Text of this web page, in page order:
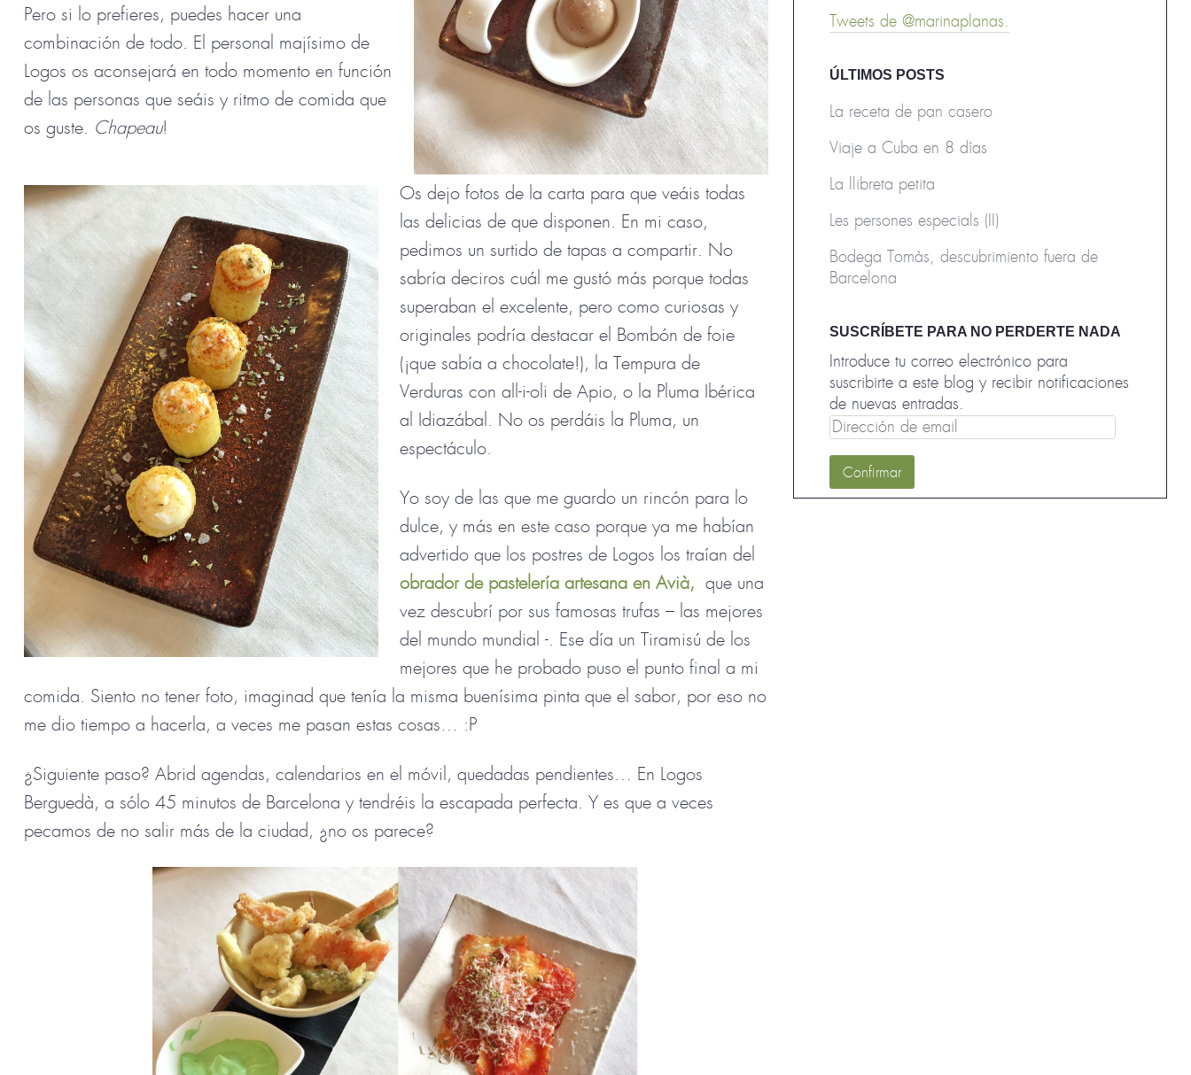
Pero si lo prefieres, puedes hacer una
combinación de todo. El personal majísimo de
Logos os aconsejará en todo momento en función
de las personas que seáis y ritmo de comida que
os guste. Chapeau!
Os dejo fotos de la carta para que veáis todas
las delicias de que disponen. En mi caso,
pedimos un surtido de tapas a compartir. No
sabría deciros cuál me gustó más porque todas
superaban el excelente, pero como curiosas y
originales podría destacar el Bombón de foie
(¡que sabía a chocolate!), la Tempura de
Verduras con all-i-oli de Apio, o la Pluma Ibérica
al Idiazábal. No os perdáis la Pluma, un
espectáculo.
Yo soy de las que me guardo un rincón para lo
dulce, y más en este caso porque ya me habían
advertido que los postres de Logos los traían del
obrador de pastelería artesana en Avià, que una
vez descubrí por sus famosas trufas – las mejores
del mundo mundial -. Ese día un Tiramisú de los
mejores que he probado puso el punto final a mi
comida. Siento no tener foto, imaginad que tenía la misma buenísima pinta que el sabor, por eso no
me dio tiempo a hacerla, a veces me pasan estas cosas… :P
¿Siguiente paso? Abrid agendas, calendarios en el móvil, quedadas pendientes… En Logos
Berguedà, a sólo 45 minutos de Barcelona y tendréis la escapada perfecta. Y es que a veces
pecamos de no salir más de la ciudad, ¿no os parece?
Tweets de @marinaplanas.
ÚLTIMOS POSTS
La receta de pan casero
Viaje a Cuba en 8 días
La llibreta petita
Les persones especials (II)
Bodega Tomàs, descubrimiento fuera de
Barcelona
SUSCRÍBETE PARA NO PERDERTE NADA
Introduce tu correo electrónico para
suscribirte a este blog y recibir notificaciones
de nuevas entradas.
Dirección
email